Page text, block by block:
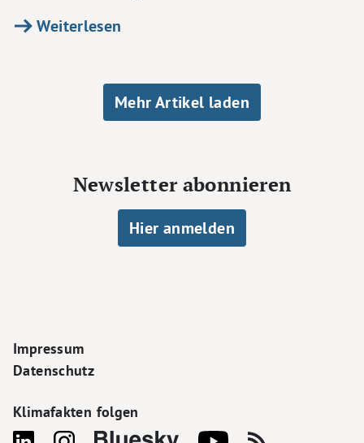
Weiterlesen
Seitennummerierung
Mehr Artikel laden
Newsletter abonnieren
Hier anmelden
Footer Navigation
Impressum
Datenschutz
Klimafakten folgen